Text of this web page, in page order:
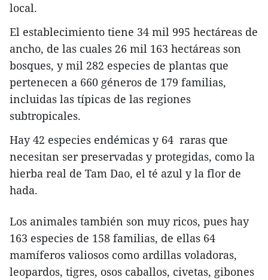
local.
El establecimiento tiene 34 mil 995 hectáreas de
ancho, de las cuales 26 mil 163 hectáreas son
bosques, y mil 282 especies de plantas que
pertenecen a 660 géneros de 179 familias,
incluidas las típicas de las regiones
subtropicales.
Hay 42 especies endémicas y 64 raras que
necesitan ser preservadas y protegidas, como la
hierba real de Tam Dao, el té azul y la flor de
hada.
Los animales también son muy ricos, pues hay
163 especies de 158 familias, de ellas 64
mamíferos valiosos como ardillas voladoras,
leopardos, tigres, osos caballos, civetas, gibones